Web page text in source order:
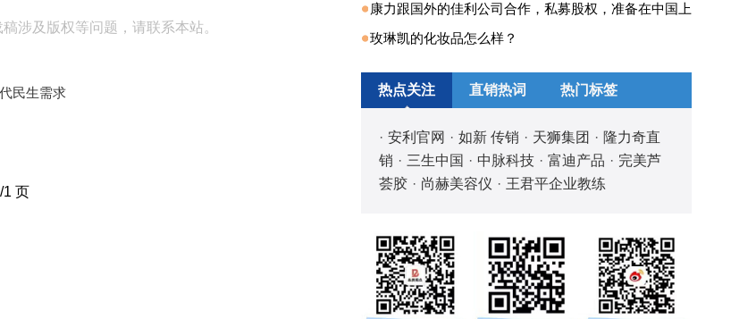
涉及版权等问题，请联系本站。
民生需求
1 页
康力跟国外的佳利公司合作，私募股权，准备在中国上
玫琳凯的化妆品怎么样？
热点关注 直销热词 热门标签
· 安利官网 · 如新 传销 · 天狮集团 · 隆力奇直
销 · 三生中国 · 中脉科技 · 富迪产品 · 完美芦
荟胶 · 尚赫美容仪 · 王君平企业教练